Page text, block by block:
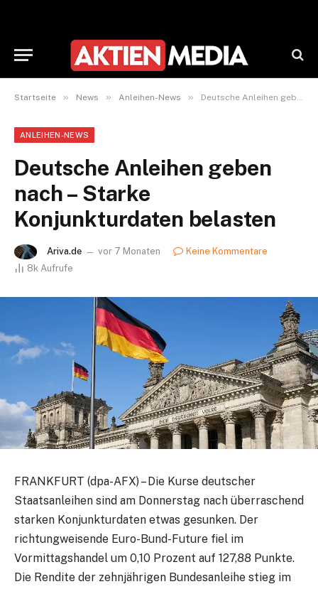
Startseite » News » Anleihen-News » Deutsche Anleihen geben nach – Starke Konjunkturdaten belasten
ANLEIHEN-NEWS
Deutsche Anleihen geben
nach – Starke
Konjunkturdaten belasten
Ariva.de vor 7 Monaten
Keine Kommentare
8k Aufrufe
FRANKFURT (dpa-AFX) – Die Kurse deutscher
Staatsanleihen sind am Donnerstag nach überraschend
starken Konjunkturdaten etwas gesunken. Der
richtungweisende Euro-Bund-Future fiel im
Vormittagshandel um 0,10 Prozent auf 127,88 Punkte.
Die Rendite der zehnjährigen Bundesanleihe stieg im